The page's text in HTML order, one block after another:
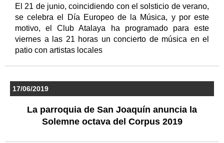
El 21 de junio, coincidiendo con el solsticio de verano,
se celebra el Día Europeo de la Música, y por este
motivo, el Club Atalaya ha programado para este
viernes a las 21 horas un concierto de música en el
patio con artistas locales
17/06/2019
La parroquia de San Joaquín anuncia la
Solemne octava del Corpus 2019